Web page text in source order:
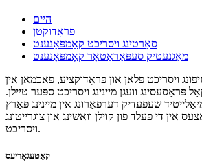
היים
פּראָדוקטן
סאָרטינג ויסריכט קאָמפּאָנענט
מאַגנעטיק סעפּאַראַטאָר קאָמפּאָנענט
ויסריכט פּלאַן און פּראָדוקציע, פאַכמאַן אין
פּראַסעסינג וועגן מיינינג ויסריכט ספּער טיילן.
שעפעדיק דערפאַרונג אין מיינינג פּאַרץ
אין די פעלד פון קוילן וואַשינג און צוגרייטונג
ויסריכט.
קאַטעגאָריעס